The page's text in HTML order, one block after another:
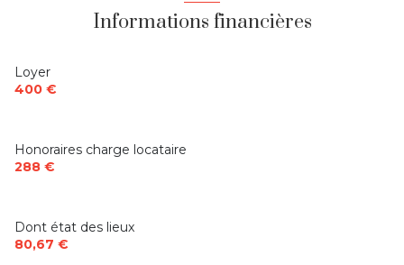
Informations financières
Loyer
400 €
Honoraires charge locataire
288 €
Dont état des lieux
80,67 €